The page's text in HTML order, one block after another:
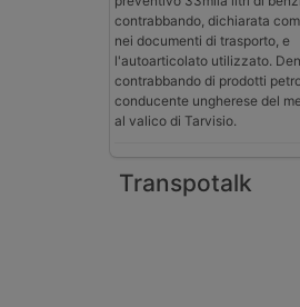
contrabbando, dichiarata
nei documenti di trasporto, e
l'autoarticolato utilizzato.
contrabbando di prodotti
conducente ungherese del
al valico di Tarvisio.
Transpotalk